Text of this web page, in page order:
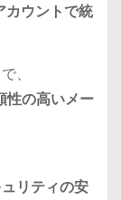
カウントで統
、
性の高いメー
リティの安